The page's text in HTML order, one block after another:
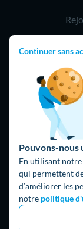
Continuer sans
Pouvons-nous
En utilisant notre
qui permettent
d’améliorer les
notre politique
© 2026